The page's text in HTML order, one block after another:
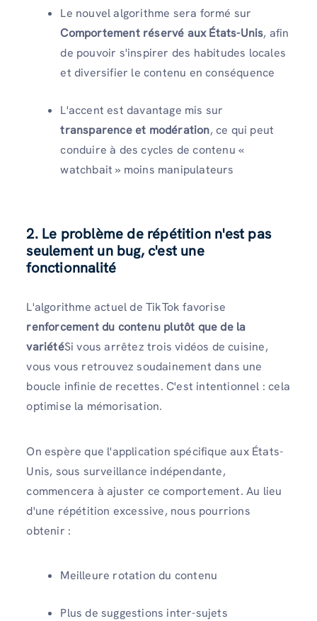
Le nouvel algorithme sera formé sur
Comportement réservé aux États-Unis, afin
de pouvoir s'inspirer des habitudes locales
et diversifier le contenu en conséquence
L'accent est davantage mis sur
transparence et modération, ce qui peut
conduire à des cycles de contenu «
watchbait » moins manipulateurs
2. Le problème de répétition n'est pas
seulement un bug, c'est une
fonctionnalité
L'algorithme actuel de TikTok favorise
renforcement du contenu plutôt que de la
variétéSi vous arrêtez trois vidéos de cuisine,
vous vous retrouvez soudainement dans une
boucle infinie de recettes. C'est intentionnel : cela
optimise la mémorisation.
On espère que l'application spécifique aux États-
Unis, sous surveillance indépendante,
commencera à ajuster ce comportement. Au lieu
d'une répétition excessive, nous pourrions
obtenir :
Meilleure rotation du contenu
Plus de suggestions inter-sujets